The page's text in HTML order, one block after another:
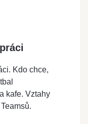
Kdo chce,
kafe. Vztahy